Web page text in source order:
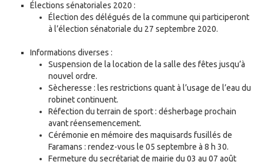
Élections sénatoriales 2020 :
Élection des délégués de la commune qui participeront
à l’élection sénatoriale du 27 septembre 2020.
Informations diverses :
Suspension de la location de la salle des fêtes jusqu’à
nouvel ordre.
Sècheresse : les restrictions quant à l’usage de l’eau du
robinet continuent.
Réfection du terrain de sport : désherbage prochain
avant réensemencement.
Cérémonie en mémoire des maquisards fusillés de
Faramans : rendez-vous le 05 septembre à 8 h 30.
Fermeture du secrétariat de mairie du 03 au 07 août